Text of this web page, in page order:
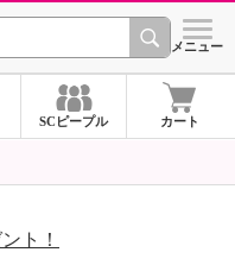
シ
メニュー
SCピープル カート
ト！